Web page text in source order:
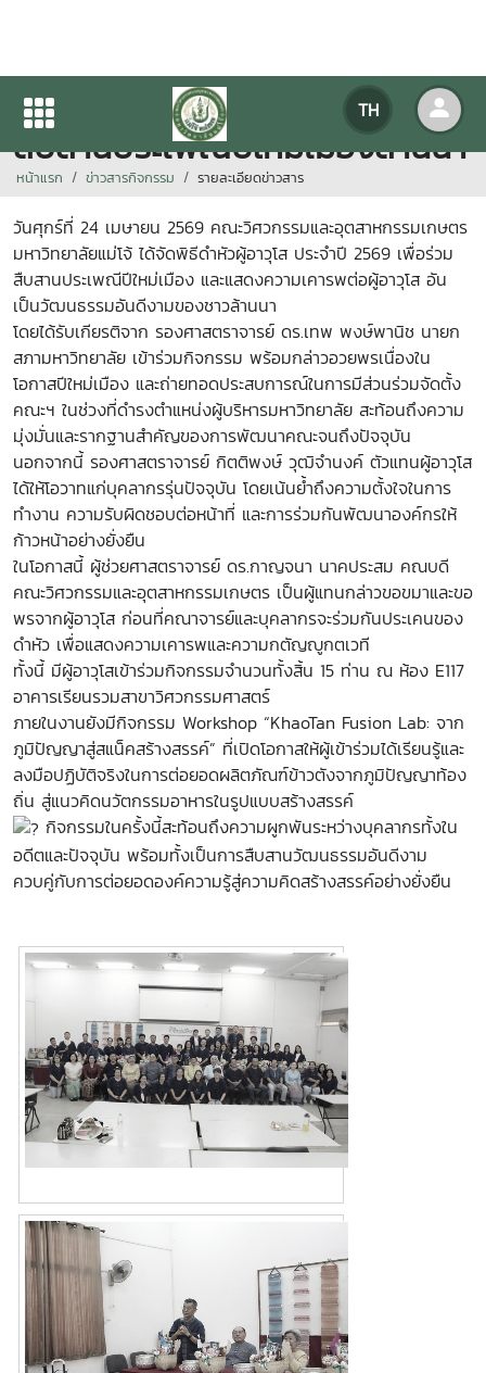
TH
พิธีดำหัวผู้อาวุโส ประจำปี 2569
สืบสานประเพณีปีใหม่เมืองล้านนา
หน้าแรก ข่าวสารกิจกรรม รายละเอียดข่าวสาร
วันศุกร์ที่ 24 เมษายน 2569 คณะวิศวกรรมและอุตสาหกรรมเกษตร
มหาวิทยาลัยแม่โจ้ ได้จัดพิธีดำหัวผู้อาวุโส ประจำปี 2569 เพื่อร่วม
สืบสานประเพณีปีใหม่เมือง และแสดงความเคารพต่อผู้อาวุโส อัน
เป็นวัฒนธรรมอันดีงามของชาวล้านนา
โดยได้รับเกียรติจาก รองศาสตราจารย์ ดร.เทพ พงษ์พานิช นายก
สภามหาวิทยาลัย เข้าร่วมกิจกรรม พร้อมกล่าวอวยพรเนื่องใน
โอกาสปีใหม่เมือง และถ่ายทอดประสบการณ์ในการมีส่วนร่วมจัดตั้ง
คณะฯ ในช่วงที่ดำรงตำแหน่งผู้บริหารมหาวิทยาลัย สะท้อนถึงความ
มุ่งมั่นและรากฐานสำคัญของการพัฒนาคณะจนถึงปัจจุบัน
นอกจากนี้ รองศาสตราจารย์ กิตติพงษ์ วุฒิจำนงค์ ตัวแทนผู้อาวุโส
ได้ให้โอวาทแก่บุคลากรรุ่นปัจจุบัน โดยเน้นย้ำถึงความตั้งใจในการ
ทำงาน ความรับผิดชอบต่อหน้าที่ และการร่วมกันพัฒนาองค์กรให้
ก้าวหน้าอย่างยั่งยืน
ในโอกาสนี้ ผู้ช่วยศาสตราจารย์ ดร.กาญจนา นาคประสม คณบดี
คณะวิศวกรรมและอุตสาหกรรมเกษตร เป็นผู้แทนกล่าวขอขมาและขอ
พรจากผู้อาวุโส ก่อนที่คณาจารย์และบุคลากรจะร่วมกันประเคนของ
ดำหัว เพื่อแสดงความเคารพและความกตัญญูกตเวที
ทั้งนี้ มีผู้อาวุโสเข้าร่วมกิจกรรมจำนวนทั้งสิ้น 15 ท่าน ณ ห้อง E117
อาคารเรียนรวมสาขาวิศวกรรมศาสตร์
ภายในงานยังมีกิจกรรม Workshop “KhaoTan Fusion Lab: จาก
ภูมิปัญญาสู่สแน็คสร้างสรรค์” ที่เปิดโอกาสให้ผู้เข้าร่วมได้เรียนรู้และ
ลงมือปฏิบัติจริงในการต่อยอดผลิตภัณฑ์ข้าวตังจากภูมิปัญญาท้อง
ถิ่น สู่แนวคิดนวัตกรรมอาหารในรูปแบบสร้างสรรค์
กิจกรรมในครั้งนี้สะท้อนถึงความผูกพันระหว่างบุคลากรทั้งใน
อดีตและปัจจุบัน พร้อมทั้งเป็นการสืบสานวัฒนธรรมอันดีงาม
ควบคู่กับการต่อยอดองค์ความรู้สู่ความคิดสร้างสรรค์อย่างยั่งยืน